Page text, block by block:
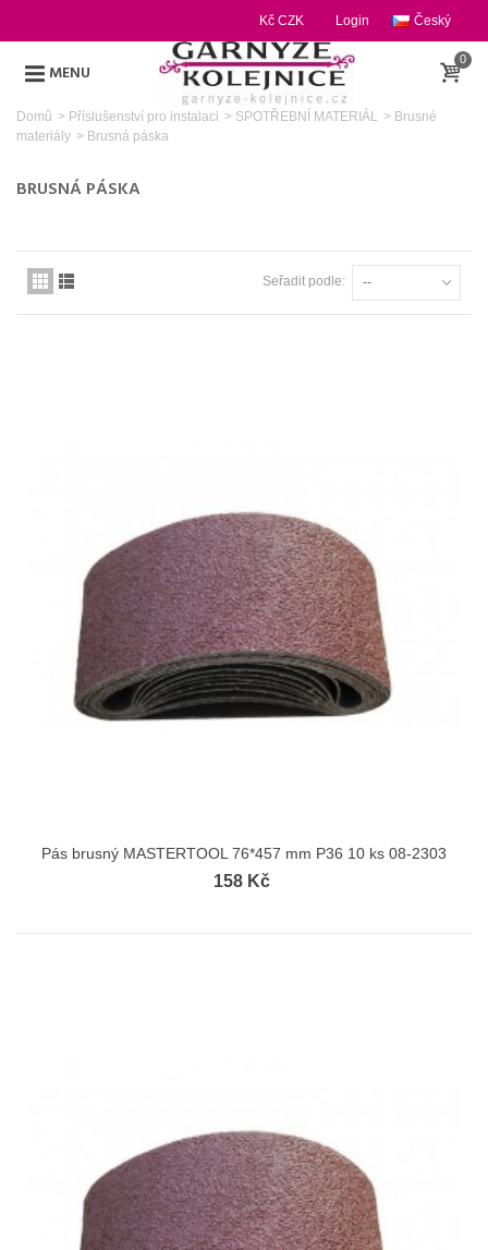
Český
Login
Kč CZK
MENU
0
Domů > Příslušenství pro instalaci > SPOTŘEBNÍ MATERIÁL > Brusné
materiály > Brusná páska
BRUSNÁ PÁSKA
Seřadit podle: --
Pás brusný MASTERTOOL 76*457 mm P36 10 ks 08-2303
158 Kč